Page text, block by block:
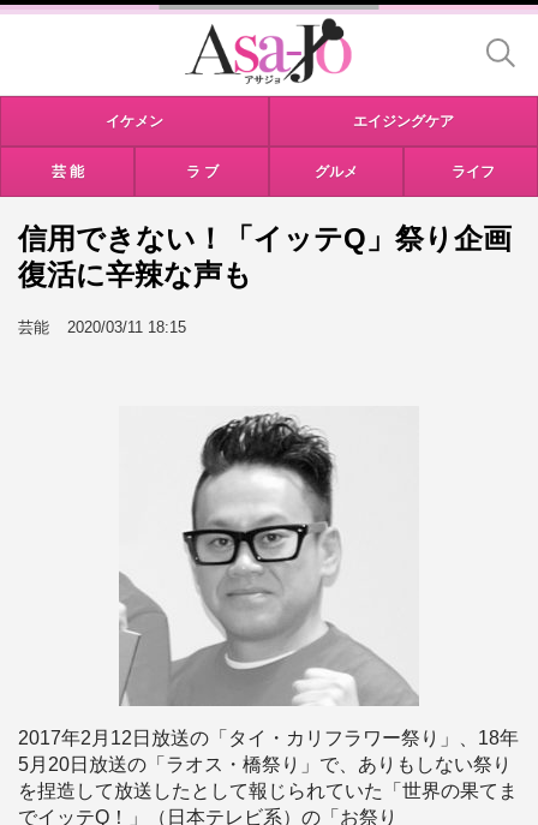
イケメン エイジングケア
芸 能 ラ ブ グルメ ライフ
信用できない！「イッテQ」祭り企画
復活に辛辣な声も
芸能 2020/03/11 18:15
2017年2月12日放送の「タイ・カリフラワー祭り」、18年
5月20日放送の「ラオス・橋祭り」で、ありもしない祭り
を捏造して放送したとして報じられていた「世界の果てま
でイッテQ！」（日本テレビ系）の「お祭り